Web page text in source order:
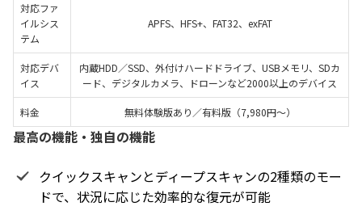
対応ファ
イルシス
テム
APFS、HFS+、FAT32、exFAT
対応デバ
イス
内蔵HDD／SSD、外付けハードドライブ、USBメモリ、SDカ
ード、デジタルカメラ、ドローンなど2000以上のデバイス
料金 無料体験版あり／有料版（7,980円～）
最高の機能・独自の機能
クイックスキャンとディープスキャンの2種類のモー
ドで、状況に応じた効率的な復元が可能